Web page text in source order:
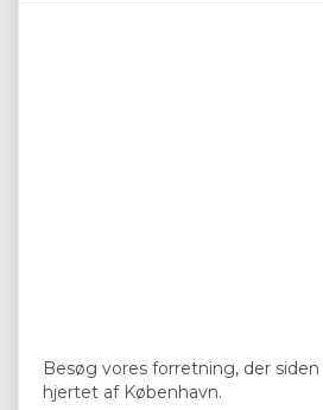
Besøg vores forretning, der
hjertet af København.